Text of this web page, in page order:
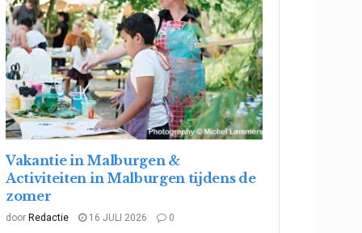
Vakantie in Malburgen &
Activiteiten in Malburgen tijdens de
zomer
door Redactie 16 JULI 2026 0